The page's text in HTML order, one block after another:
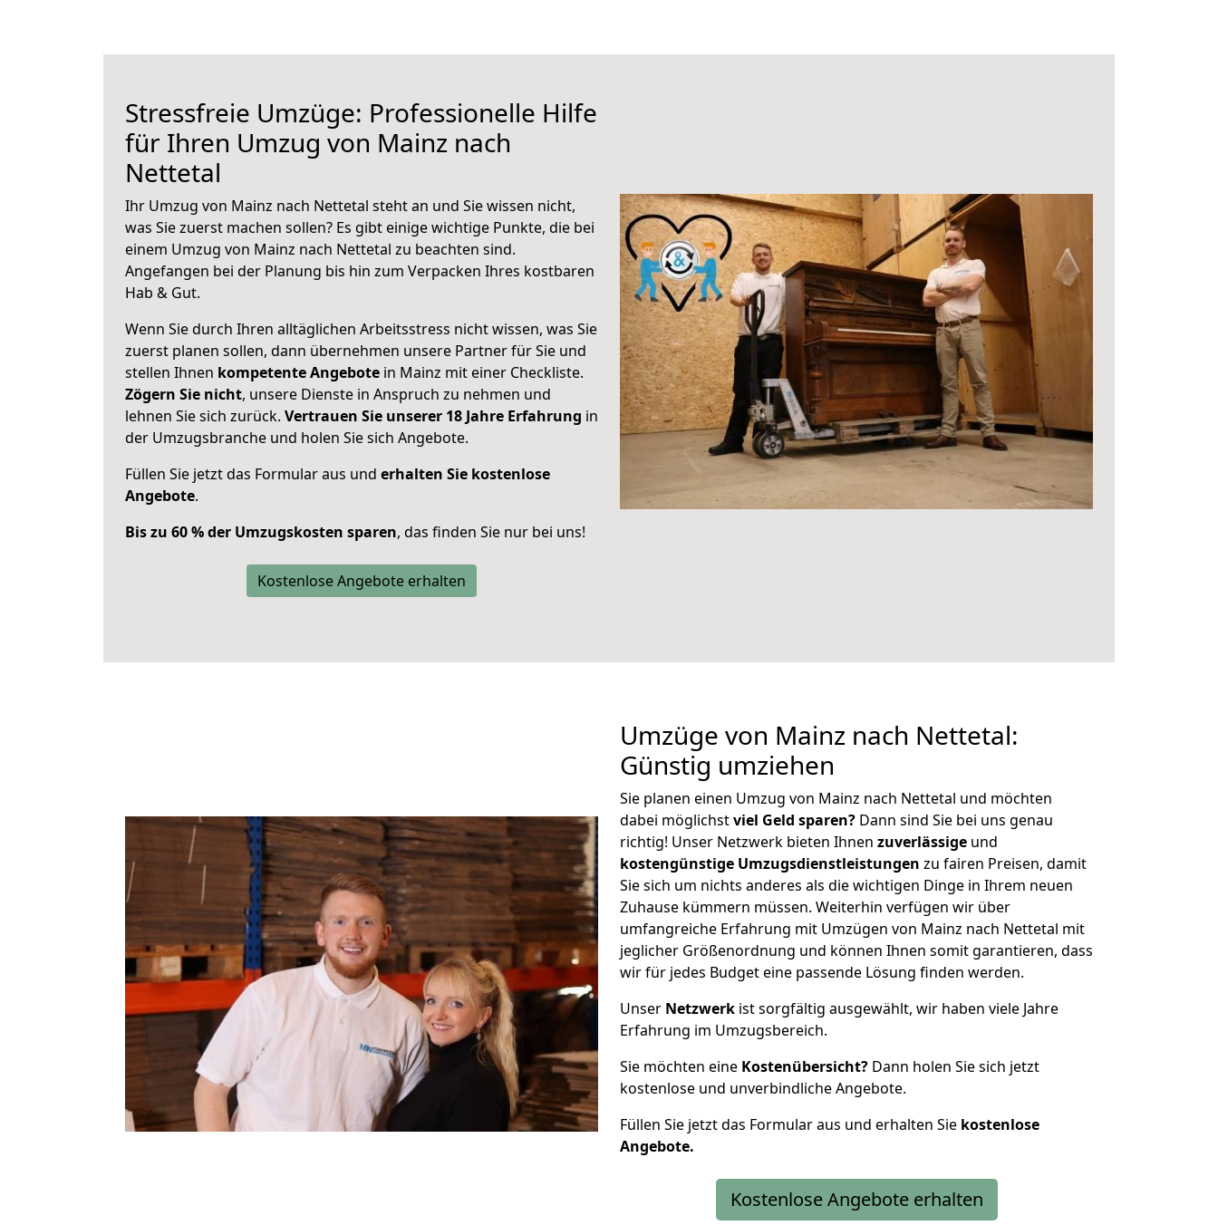
Stressfreie Umzüge: Professionelle Hilfe
für Ihren Umzug von Mainz nach
Nettetal
Ihr Umzug von Mainz nach Nettetal steht an und Sie wissen nicht,
was Sie zuerst machen sollen? Es gibt einige wichtige Punkte, die bei
einem Umzug von Mainz nach Nettetal zu beachten sind.
Angefangen bei der Planung bis hin zum Verpacken Ihres kostbaren
Hab & Gut.
Wenn Sie durch Ihren alltäglichen Arbeitsstress nicht wissen, was Sie
zuerst planen sollen, dann übernehmen unsere Partner für Sie und
stellen Ihnen kompetente Angebote in Mainz mit einer Checkliste.
Zögern Sie nicht, unsere Dienste in Anspruch zu nehmen und
lehnen Sie sich zurück. Vertrauen Sie unserer 18 Jahre Erfahrung in
der Umzugsbranche und holen Sie sich Angebote.
Füllen Sie jetzt das Formular aus und erhalten Sie kostenlose
Angebote.
Bis zu 60 % der Umzugskosten sparen, das finden Sie nur bei uns!
Kostenlose Angebote erhalten
Umzüge von Mainz nach Nettetal:
Günstig umziehen
Sie planen einen Umzug von Mainz nach Nettetal und möchten
dabei möglichstviel Geld sparen? Dann sind Sie bei uns genau
richtig! Unser Netzwerk bieten Ihnen zuverlässige und
kostengünstige Umzugsdienstleistungen zu fairen Preisen, damit
Sie sich um nichts anderes als die wichtigen Dinge in Ihrem neuen
Zuhause kümmern müssen. Weiterhin verfügen wir über
umfangreiche Erfahrung mit Umzügen von Mainz nach Nettetal mit
jeglicher Größenordnung und können Ihnen somit garantieren, dass
wir für jedes Budget eine passende Lösung finden werden.
Unser Netzwerk ist sorgfältig ausgewählt, wir haben viele Jahre
Erfahrung im Umzugsbereich.
Sie möchten eine Kostenübersicht? Dann holen Sie sich jetzt
kostenlose und unverbindliche Angebote.
Füllen Sie jetzt das Formular aus und erhalten Sie kostenlose
Angebote.
Kostenlose Angebote erhalten